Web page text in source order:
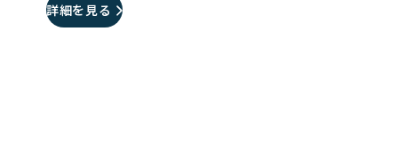
詳細を見る